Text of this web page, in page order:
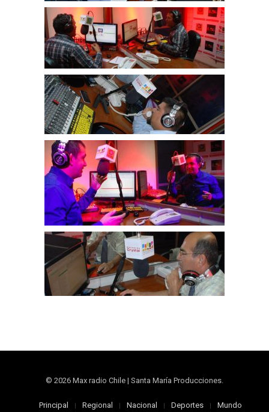
© 2026 Max radio Chile | Santa María Producciones.
Principal Regional Nacional Deportes Mundo